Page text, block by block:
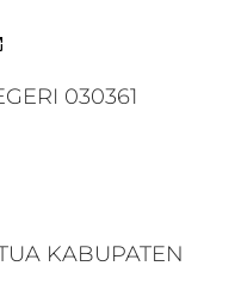
030361
KABUPATEN